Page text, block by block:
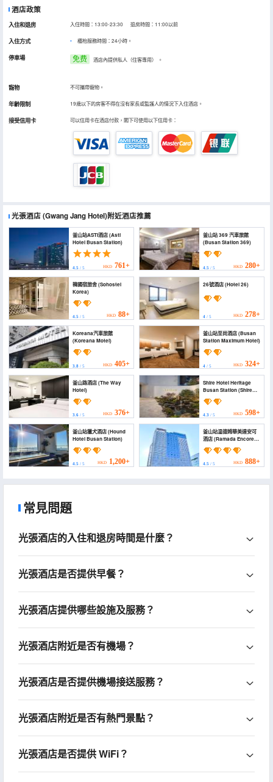
酒店政策
入住和退房 入住時間：13:00-23:30 退房時間：11:00以前
入住方式 櫃枱服務時間：24小時。
停車場 免费 酒店內提供私人（住客專用） 。
寵物 不可攜帶寵物。
年齡限制 19歲以下的房客不得在沒有家長或監護人的情況下入住酒店。
接受信用卡 可以信用卡在酒店付款，閣下可使用以下信用卡：
光張酒店(Gwang Jang Hotel)附近酒店推薦
釜山站ASTI酒店 (Asti
Hotel Busan Station)
4.5 / 5 HKD 761+
釜山站 369 汽車旅館
(Busan Station 369)
4.5/ 5 HKD 280+
韓國宿旅舍 (Sohostel
Korea)
4.5 / 5 HKD 88+
26號酒店 (Hotel 26)
4/ 5 HKD 278+
Koreana汽車旅館
(Koreana Motel)
3.8 / 5 HKD 405+
釜山站至尚酒店 (Busan
Station Maximum Hotel)
4/ 5 HKD 324+
釜山路酒店 (The Way
Hotel)
3.6 / 5 HKD 376+
Shire Hotel Heritage
Busan Station (Shire
Hotel Heritage Busan
Station)
4.3/ 5 HKD 598+
釜山站獵犬酒店 (Hound
Hotel Busan Station)
4.5 / 5 HKD 1,200+
釜山站温德姆華美達安可
酒店 (Ramada Encore
by Wyndham Busan
Station)
4.5/ 5 HKD 888+
常見問題
光張酒店的入住和退房時間是什麼？
光張酒店是否提供早餐？
光張酒店提供哪些設施及服務？
光張酒店附近是否有機場？
光張酒店是否提供機場接送服務？
光張酒店附近是否有熱門景點？
光張酒店是否提供 WiFi？